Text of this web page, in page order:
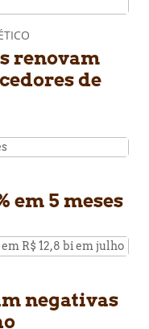
renovam
de
em 5 meses
negativas